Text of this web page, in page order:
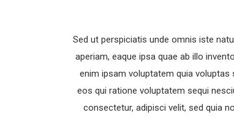
Sed ut perspiciatis unde omnis iste
aperiam, eaque ipsa quae ab illo
enim ipsam voluptatem quia
eos qui ratione voluptatem sequi
consectetur, adipisci velit, sed quia